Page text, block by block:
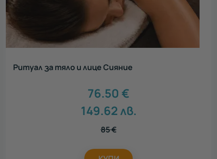
Ритуал за тяло и лице Сияние
76.50 €
149.62 лв.
85€